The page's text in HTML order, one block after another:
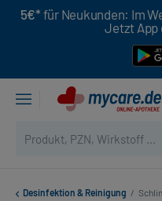
5€* für Neukunden: Im
Jetzt App
Desinfektion & Reinigung /